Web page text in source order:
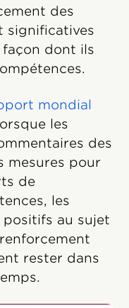
des
significatives
dont ils
mondial
les
des
mesures pour
de
les
positifs au sujet
rester dans